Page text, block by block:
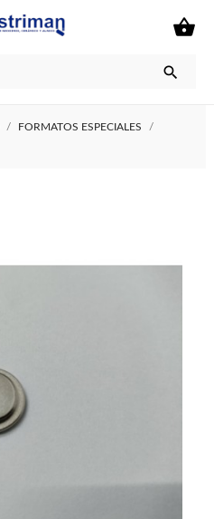


FORMATOS ESPECIALES